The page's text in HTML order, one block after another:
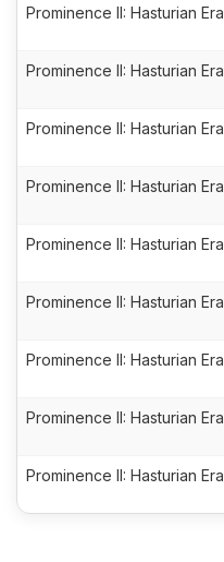
Prominence II: Hasturian
Prominence II: Hasturian
Prominence II: Hasturian
Prominence II: Hasturian
Prominence II: Hasturian
Prominence II: Hasturian
Prominence II: Hasturian
Prominence II: Hasturian
Prominence II: Hasturian